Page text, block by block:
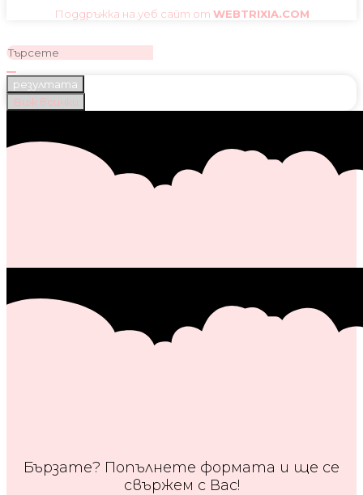
Поддръжка на уеб сайт от WEBTRIXIA.COM
резултата
Виж всички
Бързате? Попълнете формата и ще се
свържем с Вас!